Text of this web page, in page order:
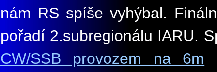
nám RS spíše vyhýbal. Fináln
pořadí 2.subregionálu IARU.
CW/SSB provozem na 6m